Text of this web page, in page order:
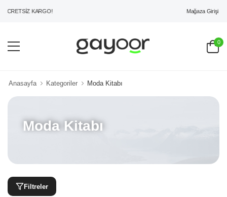
KARGO! Mağaza Girişi
0
Anasayfa Kategoriler Moda Kitabı
Moda Kitabı
Filtreler